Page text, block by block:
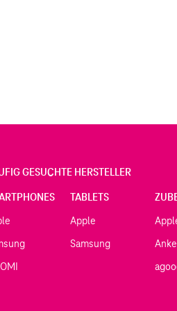
GESUCHTE HERSTELLER
TABLETS
Apple
Samsung